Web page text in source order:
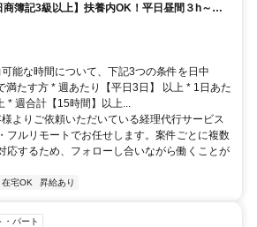
商簿記3級以上】扶養内OK！平日昼間３h～。
方も大歓迎♪
能な時間について、下記3つの条件を日中
満たす方 * 週あたり【平日3日】 以上 * 1日あた
* 週合計【15時間】以上...
よりご依頼いただいている経理代行サービス
フルリモートでお任せします。案件ごとに複数
応するため、フォローし合いながら働くことが
在宅OK 昇給あり
・パート